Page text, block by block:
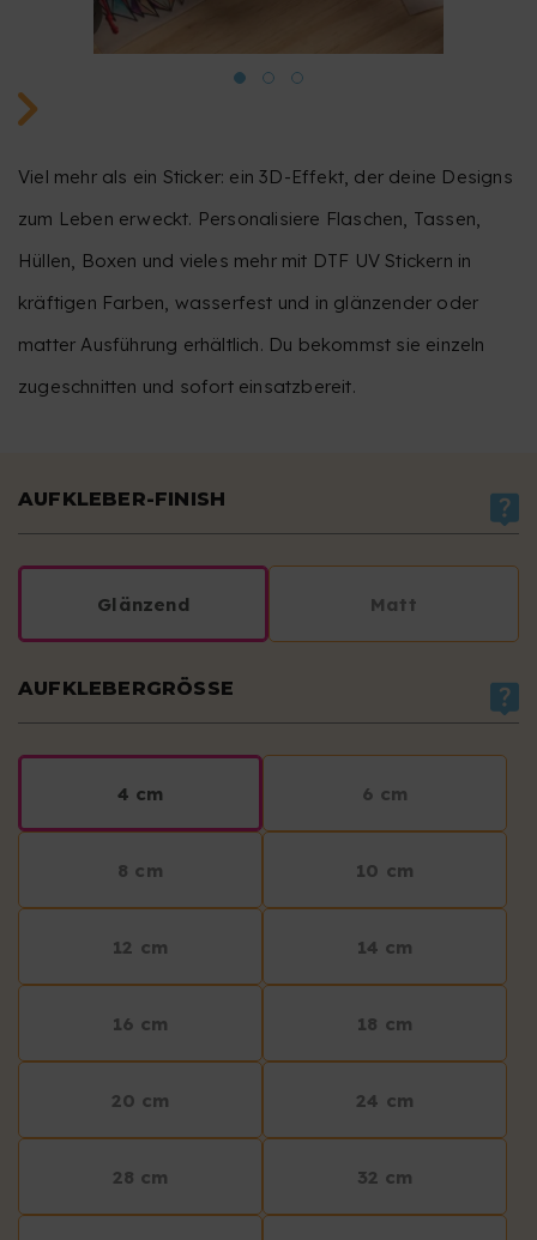
Viel mehr als ein Sticker: ein 3D-Effekt, der deine Designs
zum Leben erweckt. Personalisiere Flaschen, Tassen,
Hüllen, Boxen und vieles mehr mit DTF UV Stickern in
kräftigen Farben, wasserfest und in glänzender oder
matter Ausführung erhältlich. Du bekommst sie einzeln
zugeschnitten und sofort einsatzbereit.
AUFKLEBER-FINISH
Glänzend Matt
AUFKLEBERGRÖSSE
4 cm 6 cm
8 cm 10 cm
12 cm 14 cm
16 cm 18 cm
20 cm 24 cm
28 cm 32 cm